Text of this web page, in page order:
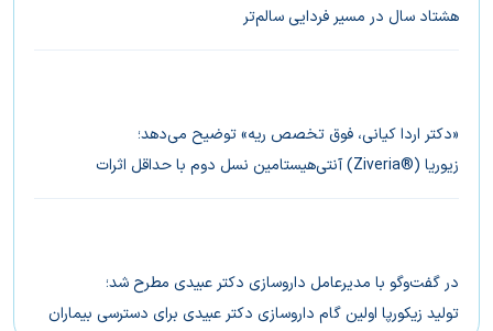
هشتاد سال در مسیر فردایی سالم‌تر
«دکتر اردا کیانی،‌ فوق تخصص ریه» توضیح می‌دهد؛
زیوریا (®Ziveria) آنتی‌‌هیستامین نسل دوم با حداقل اثرات
در گفت‌وگو با مدیرعامل داروسازی دکتر عبیدی مطرح شد؛
تولید زیکورپا اولین گام داروسازی دکتر عبیدی برای دسترسی بیماران